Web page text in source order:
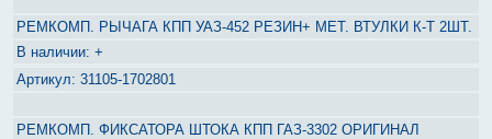
РЕМКОМП. РЫЧАГА КПП УАЗ-452 РЕЗИН+ МЕТ. ВТУЛКИ К-Т 2ШТ.
+
31105-1702801
РЕМКОМП. ФИКСАТОРА ШТОКА КПП ГАЗ-3302 ОРИГИНАЛ